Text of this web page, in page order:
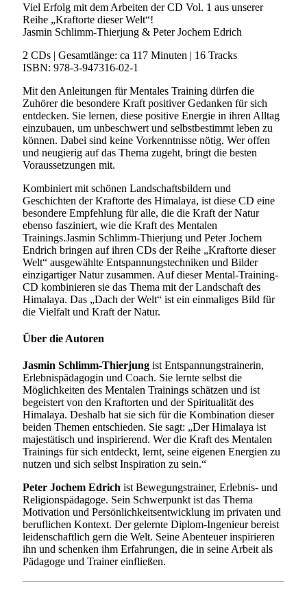
Viel Erfolg mit dem Arbeiten der CD Vol. 1 aus unserer
Reihe „Kraftorte dieser Welt“!
Jasmin Schlimm-Thierjung & Peter Jochem Edrich
2 CDs | Gesamtlänge: ca 117 Minuten | 16 Tracks
ISBN: 978-3-947316-02-1
Mit den Anleitungen für Mentales Training dürfen die
Zuhörer die besondere Kraft positiver Gedanken für sich
entdecken. Sie lernen, diese positive Energie in ihren Alltag
einzubauen, um unbeschwert und selbstbestimmt leben zu
können. Dabei sind keine Vorkenntnisse nötig. Wer offen
und neugierig auf das Thema zugeht, bringt die besten
Voraussetzungen mit.
Kombiniert mit schönen Landschaftsbildern und
Geschichten der Kraftorte des Himalaya, ist diese CD eine
besondere Empfehlung für alle, die die Kraft der Natur
ebenso fasziniert, wie die Kraft des Mentalen
Trainings.Jasmin Schlimm-Thierjung und Peter Jochem
Endrich bringen auf ihren CDs der Reihe „Kraftorte dieser
Welt“ ausgewählte Entspannungstechniken und Bilder
einzigartiger Natur zusammen. Auf dieser Mental-Training-
CD kombinieren sie das Thema mit der Landschaft des
Himalaya. Das „Dach der Welt“ ist ein einmaliges Bild für
die Vielfalt und Kraft der Natur.
Über die Autoren
Jasmin Schlimm-Thierjung ist Entspannungstrainerin,
Erlebnispädagogin und Coach. Sie lernte selbst die
Möglichkeiten des Mentalen Trainings schätzen und ist
begeistert von den Kraftorten und der Spiritualität des
Himalaya. Deshalb hat sie sich für die Kombination dieser
beiden Themen entschieden. Sie sagt: „Der Himalaya ist
majestätisch und inspirierend. Wer die Kraft des Mentalen
Trainings für sich entdeckt, lernt, seine eigenen Energien zu
nutzen und sich selbst Inspiration zu sein.“
Peter Jochem Edrich ist Bewegungstrainer, Erlebnis- und
Religionspädagoge. Sein Schwerpunkt ist das Thema
Motivation und Persönlichkeitsentwicklung im privaten und
beruflichen Kontext. Der gelernte Diplom-Ingenieur bereist
leidenschaftlich gern die Welt. Seine Abenteuer inspirieren
ihn und schenken ihm Erfahrungen, die in seine Arbeit als
Pädagoge und Trainer einfließen.